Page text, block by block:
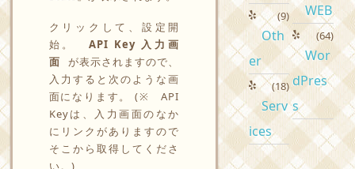
クリックして、設定開
始。
API Key 入力画
面
が表示されますので、
入力すると次のような画
面になります。 (※ API
Keyは、入力画面のなか
にリンクがありますので
そこから取得してくださ
い。)
Oth
er
(9)
Serv
ices
(18)
WEB
Wor
dPres
s
(64)